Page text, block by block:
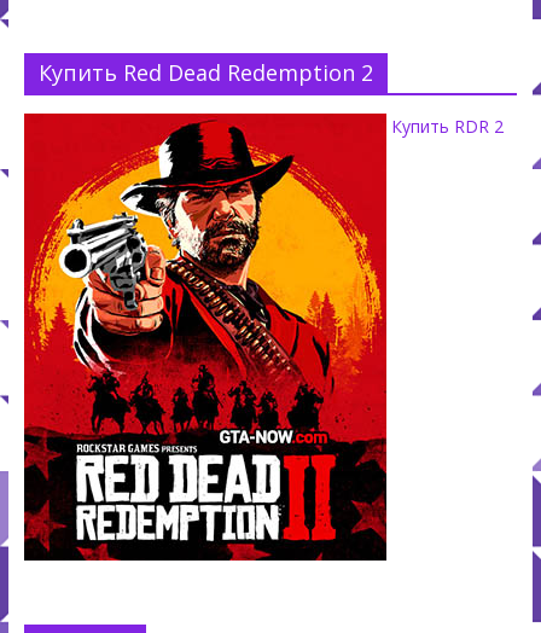
Купить Red Dead Redemption 2
Купить RDR 2